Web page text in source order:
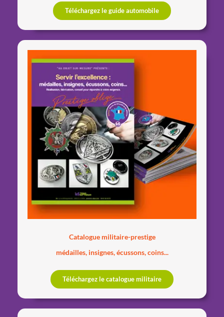
Téléchargez le guide automobile
Catalogue militaire-prestige
médailles, insignes, écussons, coins...
Téléchargez le catalogue militaire